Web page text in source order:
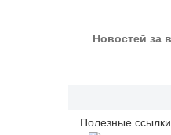
Новостей за
Полезные